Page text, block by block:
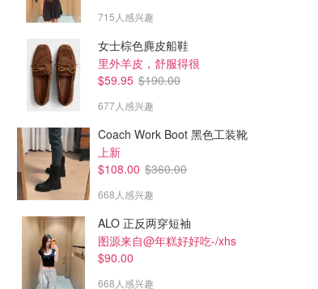
715人感兴趣
女士棕色麂皮船鞋
里外羊皮，舒服得很
$59.95 $190.00
677人感兴趣
Coach Work Boot 黑色工装靴
上新
$108.00 $360.00
668人感兴趣
ALO 正反两穿短袖
图源来自@年糕好好吃-/xhs
$90.00
668人感兴趣